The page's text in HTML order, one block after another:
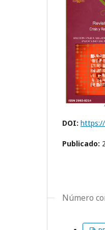
DOI: https://
Publicado:
Número